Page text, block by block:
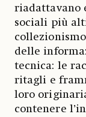
riadattavano
sociali più
delle
tecnica: le
ritagli e
loro
contenere